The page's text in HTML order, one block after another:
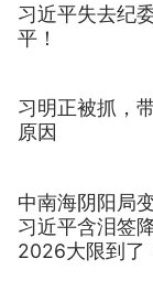
习近平失去纪
平！
习明正被抓，
原因
中南海阴阳局
习近平含泪签
2026大限到了